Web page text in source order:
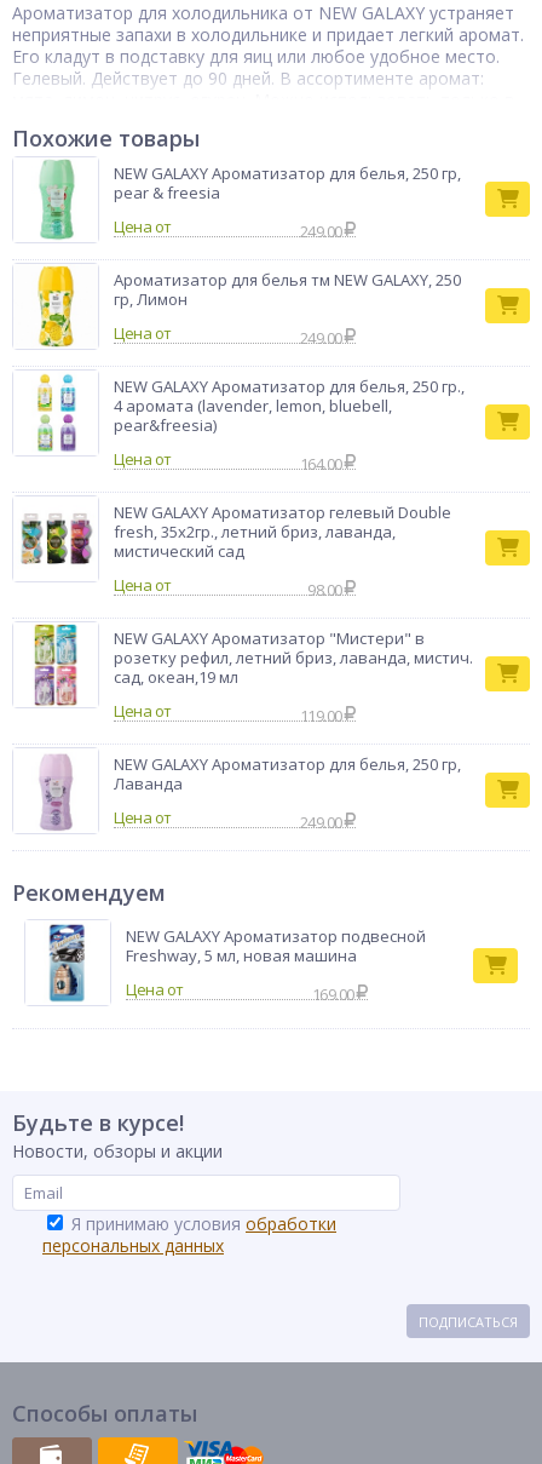
Ароматизатор для холодильника от NEW GALAXY устраняет
неприятные запахи в холодильнике и придает легкий аромат.
Его кладут в подставку для яиц или любое удобное место.
Гелевый. Действует до 90 дней. В ассортименте аромат:
Тип товара
Ароматизатор
для дома
Бренд
Похожие товары
NEW GALAXY Ароматизатор для белья, 250 гр,
pear & freesia
Цена от
249.00
Ароматизатор для белья тм NEW GALAXY, 250
гр, Лимон
Цена от
249.00
NEW GALAXY Ароматизатор для белья, 250 гр.,
4 аромата (lavender, lemon, bluebell,
pear&freesia)
Цена от
164.00
NEW GALAXY Ароматизатор гелевый Double
fresh, 35х2гр., летний бриз, лаванда,
мистический сад
Цена от
98.00
NEW GALAXY Ароматизатор "Мистери" в
розетку рефил, летний бриз, лаванда, мистич.
сад, океан,19 мл
Цена от
119.00
NEW GALAXY Ароматизатор для белья, 250 гр,
Лаванда
Цена от
249.00
Рекомендуем
NEW GALAXY Ароматизатор подвесной
Freshway, 5 мл, новая машина
169.00
Будьте в курсе!
Новости, обзоры и акции
Я принимаю условия обработки
персональных данных
ПОДПИСАТЬСЯ
Способы оплаты